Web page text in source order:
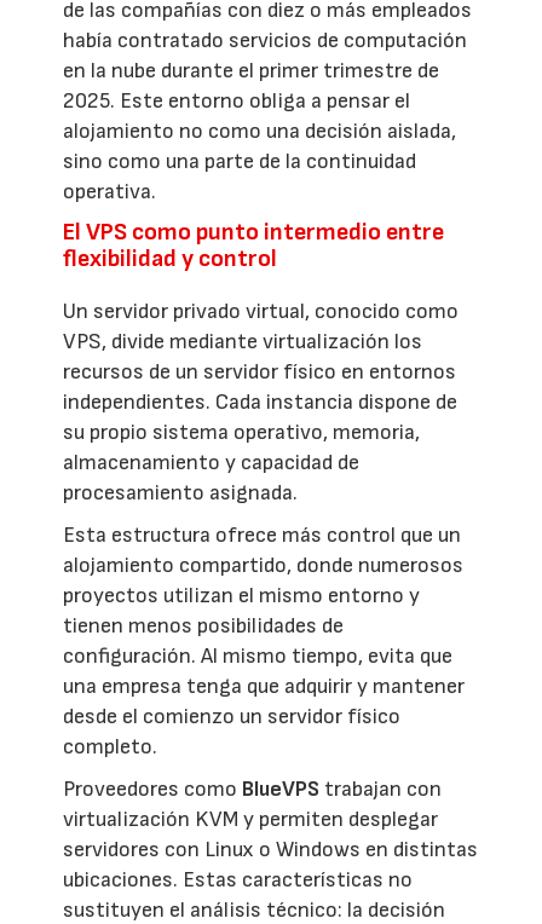
de las compañías con diez o más empleados
había contratado servicios de computación
en la nube durante el primer trimestre de
2025. Este entorno obliga a pensar el
alojamiento no como una decisión aislada,
sino como una parte de la continuidad
operativa.
El VPS como punto intermedio entre
flexibilidad y control
Un servidor privado virtual, conocido como
VPS, divide mediante virtualización los
recursos de un servidor físico en entornos
independientes. Cada instancia dispone de
su propio sistema operativo, memoria,
almacenamiento y capacidad de
procesamiento asignada.
Esta estructura ofrece más control que un
alojamiento compartido, donde numerosos
proyectos utilizan el mismo entorno y
tienen menos posibilidades de
configuración. Al mismo tiempo, evita que
una empresa tenga que adquirir y mantener
desde el comienzo un servidor físico
completo.
Proveedores como BlueVPS trabajan con
virtualización KVM y permiten desplegar
servidores con Linux o Windows en distintas
ubicaciones. Estas características no
sustituyen el análisis técnico: la decisión